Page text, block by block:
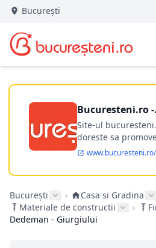
București
Bucuresteni.ro -
publicitate
Site-ul
doreste sa
Bucuresti si nu
dispozitia
performanta harta
ofere posibilitatea
București › Casa si Gradina
Materiale de constructii
›
Dedeman - Giurgiului